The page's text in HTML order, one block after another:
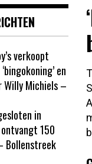
verkoopt
en
Willy Michiels –
in
150
Bollenstreek